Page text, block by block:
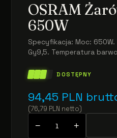
OSRAM
650W
Specyfikacja: Moc:
Gy9,5. Temperatura
DOSTĘPNY
94,45 PLN
(76,79 PLN netto)
− +